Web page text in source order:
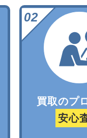
買取のプ
安心